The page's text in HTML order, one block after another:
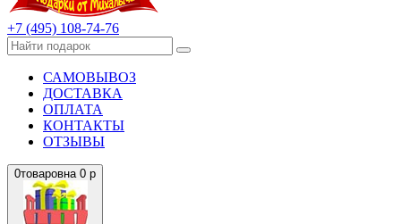
+7 (495) 108-74-76
САМОВЫВОЗ
ДОСТАВКА
ОПЛАТА
КОНТАКТЫ
ОТЗЫВЫ
0товаровна 0 р